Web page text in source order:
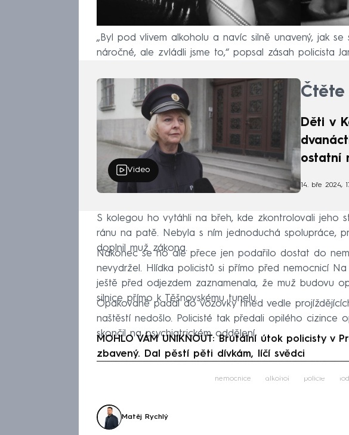
„Byl pod vlivem alkoholu a navíc silně unavený, jak
náročné, ale zvládli jsme to,“ popsal zásah policista
Video
Děti v
ostatní
14. bře 2024,
S kolegou ho vytáhli na břeh, kde zkontrolovali jeho
ránu na patě. Nebyla s ním jednoduchá spolupráce,
doplnil muž zákona.
Nakonec se ho ale přece jen podařilo dostat do
nevydržel. Hlídka policistů si přímo před nemocnicí
ještě před odjezdem zaznamenala, že muž budovu
silnice přímo k Těšnovskému tunelu.
Opakovaně padal do vozovky hned vedle
naštěstí nedošlo. Policisté tak předali opilého cizince
skončil na psychiatrickém oddělení.
MOHLO VÁM UNIKNOUT: Brutální útok policisty v
zbavený. Dal pěstí pěti dívkám, líčí svědci
Failed to fetch
nemocnice alkohol policie loď
Matěj Rychlý